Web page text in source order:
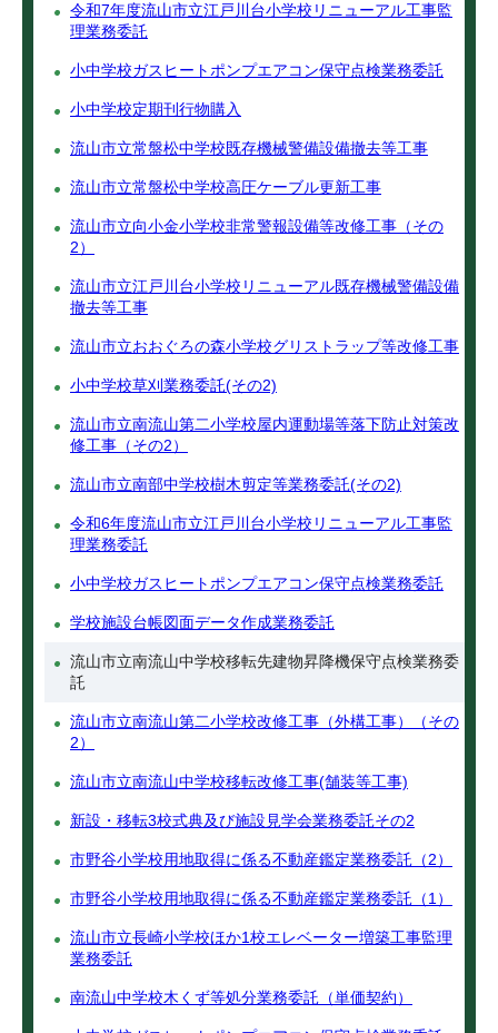
令和7年度流山市立江戸川台小学校リニューアル工事監
理業務委託
小中学校ガスヒートポンプエアコン保守点検業務委託
小中学校定期刊行物購入
流山市立常盤松中学校既存機械警備設備撤去等工事
流山市立常盤松中学校高圧ケーブル更新工事
流山市立向小金小学校非常警報設備等改修工事（その
2）
流山市立江戸川台小学校リニューアル既存機械警備設備
撤去等工事
流山市立おおぐろの森小学校グリストラップ等改修工事
小中学校草刈業務委託(その2)
流山市立南流山第二小学校屋内運動場等落下防止対策改
修工事（その2）
流山市立南部中学校樹木剪定等業務委託(その2)
令和6年度流山市立江戸川台小学校リニューアル工事監
理業務委託
小中学校ガスヒートポンプエアコン保守点検業務委託
学校施設台帳図面データ作成業務委託
流山市立南流山中学校移転先建物昇降機保守点検業務委
託
流山市立南流山第二小学校改修工事（外構工事）（その
2）
流山市立南流山中学校移転改修工事(舗装等工事)
新設・移転3校式典及び施設見学会業務委託その2
市野谷小学校用地取得に係る不動産鑑定業務委託（2）
市野谷小学校用地取得に係る不動産鑑定業務委託（1）
流山市立長崎小学校ほか1校エレベーター増築工事監理
業務委託
南流山中学校木くず等処分業務委託（単価契約）